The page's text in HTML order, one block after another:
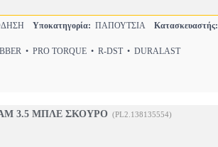
Υποκατηγορία: ΠΑΠΟΥΤΣΙΑ Κατασκευαστής:
• PRO TORQUE • R-DST • DURALAST
3.5 ΜΠΛΕ ΣΚΟΥΡΟ (PL2.138135554)